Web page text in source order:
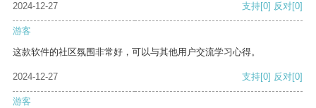
2024-12-27 支持[0] 反对[0]
游客
这款软件的社区氛围非常好，可以与其他用户交流学习心得。
2024-12-27 支持[0] 反对[0]
游客